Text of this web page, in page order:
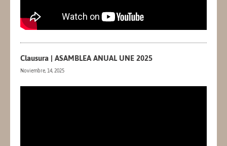
Clausura | ASAMBLEA ANUAL UNE 2025
Noviembre, 14, 2025